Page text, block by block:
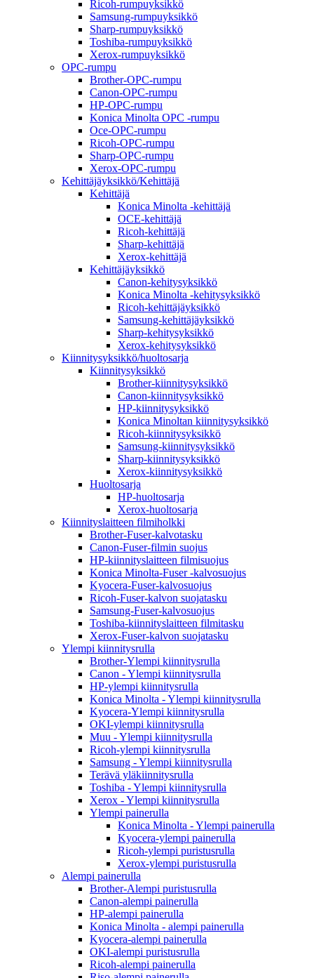
Ricoh-rumpuyksikkö
Samsung-rumpuyksikkö
Sharp-rumpuyksikkö
Toshiba-rumpuyksikkö
Xerox-rumpuyksikkö
OPC-rumpu
Brother-OPC-rumpu
Canon-OPC-rumpu
HP-OPC-rumpu
Konica Minolta OPC -rumpu
Oce-OPC-rumpu
Ricoh-OPC-rumpu
Sharp-OPC-rumpu
Xerox-OPC-rumpu
Kehittäjäyksikkö/Kehittäjä
Kehittäjä
Konica Minolta -kehittäjä
OCE-kehittäjä
Ricoh-kehittäjä
Sharp-kehittäjä
Xerox-kehittäjä
Kehittäjäyksikkö
Canon-kehitysyksikkö
Konica Minolta -kehitysyksikkö
Ricoh-kehittäjäyksikkö
Samsung-kehittäjäyksikkö
Sharp-kehitysyksikkö
Xerox-kehitysyksikkö
Kiinnitysyksikkö/huoltosarja
Kiinnitysyksikkö
Brother-kiinnitysyksikkö
Canon-kiinnitysyksikkö
HP-kiinnitysyksikkö
Konica Minoltan kiinnitysyksikkö
Ricoh-kiinnitysyksikkö
Samsung-kiinnitysyksikkö
Sharp-kiinnitysyksikkö
Xerox-kiinnitysyksikkö
Huoltosarja
HP-huoltosarja
Xerox-huoltosarja
Kiinnityslaitteen filmiholkki
Brother-Fuser-kalvotasku
Canon-Fuser-filmin suojus
HP-kiinnityslaitteen filmisuojus
Konica Minolta-Fuser -kalvosuojus
Kyocera-Fuser-kalvosuojus
Ricoh-Fuser-kalvon suojatasku
Samsung-Fuser-kalvosuojus
Toshiba-kiinnityslaitteen filmitasku
Xerox-Fuser-kalvon suojatasku
Ylempi kiinnitysrulla
Brother-Ylempi kiinnitysrulla
Canon - Ylempi kiinnitysrulla
HP-ylempi kiinnitysrulla
Konica Minolta - Ylempi kiinnitysrulla
Kyocera-Ylempi kiinnitysrulla
OKI-ylempi kiinnitysrulla
Muu - Ylempi kiinnitysrulla
Ricoh-ylempi kiinnitysrulla
Samsung - Ylempi kiinnitysrulla
Terävä yläkiinnitysrulla
Toshiba - Ylempi kiinnitysrulla
Xerox - Ylempi kiinnitysrulla
Ylempi painerulla
Konica Minolta - Ylempi painerulla
Kyocera-ylempi painerulla
Ricoh-ylempi puristusrulla
Xerox-ylempi puristusrulla
Alempi painerulla
Brother-Alempi puristusrulla
Canon-alempi painerulla
HP-alempi painerulla
Konica Minolta - alempi painerulla
Kyocera-alempi painerulla
OKI-alempi puristusrulla
Ricoh-alempi painerulla